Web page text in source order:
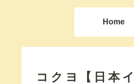
Home
コクヨ【日本